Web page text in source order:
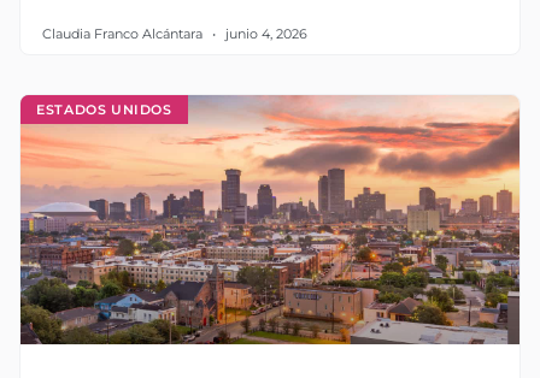
Claudia Franco Alcántara junio 4, 2026
ESTADOS UNIDOS